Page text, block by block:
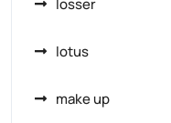
losser
lotus
make up